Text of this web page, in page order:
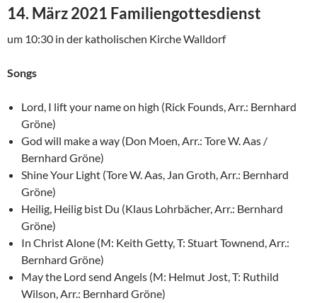
14. März 2021 Familiengottesdienst
um 10:30 in der katholischen Kirche Walldorf
Songs
Lord, I lift your name on high (Rick Founds, Arr.: Bernhard
Gröne)
God will make a way (Don Moen, Arr.: Tore W. Aas /
Bernhard Gröne)
Shine Your Light (Tore W. Aas, Jan Groth, Arr.: Bernhard
Gröne)
Heilig, Heilig bist Du (Klaus Lohrbächer, Arr.: Bernhard
Gröne)
In Christ Alone (M: Keith Getty, T: Stuart Townend, Arr.:
Bernhard Gröne)
May the Lord send Angels (M: Helmut Jost, T: Ruthild
Wilson, Arr.: Bernhard Gröne)